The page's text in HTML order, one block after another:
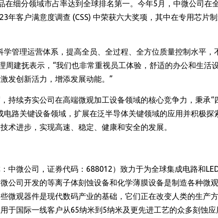
在细分领域市占率达到全球排名第一。今年5月，中微公司在
年客户满意度调查 (CSS) 中荣获六大奖项，其中在专用芯片
管理运营体系，提高全员、全过程、全方位质量控制水平，
周建抚表示，“我们也非常重视员工体验，舒适的办公和生活
发创新活力，增添发展动能。”
持续夯实公司在高端微观加工设备领域的核心竞争力，秉承“
路关键设备领域，扩展在泛半导体关键领域的应用并积极探
术进步，实现高速、稳定、健康和安全的发展。
中微公司，证券代码：688012）致力于为全球集成电路和
公司开发的等离子体刻蚀设备和化学薄膜设备是制造各种微
微观器件是现代数码产业的基础，它们正在改变人类的生产
于国际一线客户从65纳米到5纳米及更先进工艺的众多刻蚀应